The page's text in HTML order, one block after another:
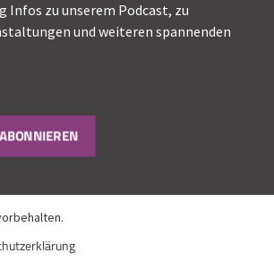
zu unserem Podcast, zu
und weiteren spannenden